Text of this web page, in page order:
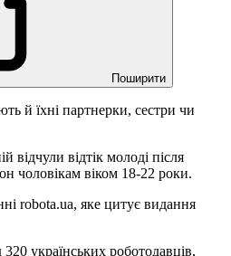
Поширити
й їхні партнерки, сестри чи
відчули відтік молоді після
чоловікам віком 18-22 роки.
robota.ua, яке цитує видання
українських роботодавців,